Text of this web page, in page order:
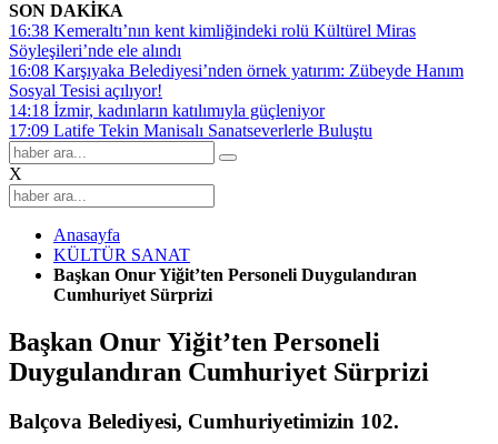
SON DAKİKA
16:38 Kemeraltı’nın kent kimliğindeki rolü Kültürel Miras
Söyleşileri’nde ele alındı
16:08 Karşıyaka Belediyesi’nden örnek yatırım: Zübeyde Hanım
Sosyal Tesisi açılıyor!
14:18 İzmir, kadınların katılımıyla güçleniyor
17:09 Latife Tekin Manisalı Sanatseverlerle Buluştu
X
Anasayfa
KÜLTÜR SANAT
Başkan Onur Yiğit’ten Personeli Duygulandıran
Cumhuriyet Sürprizi
Başkan Onur Yiğit’ten Personeli
Duygulandıran Cumhuriyet Sürprizi
Balçova Belediyesi, Cumhuriyetimizin 102.